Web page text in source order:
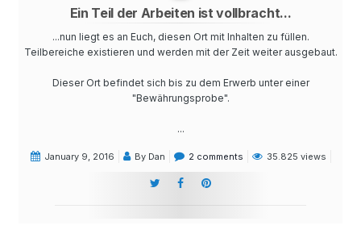
Ein Teil der Arbeiten ist vollbracht...
...nun liegt es an Euch, diesen Ort mit Inhalten zu füllen.
Teilbereiche existieren und werden mit der Zeit weiter ausgebaut.
Dieser Ort befindet sich bis zu dem Erwerb unter einer
"Bewährungsprobe".
...
January 9, 2016 By Dan 2 comments 35.825 views